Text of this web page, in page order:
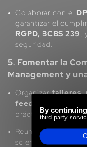
Colaborar con el
garantizar el
RGPD, BCBS 239,
seguridad.
5. Fomentar la
Management y
Organizartalleres,
feedback
para
prácticas.
Reunir a los
scientists) en torno
By
third-party